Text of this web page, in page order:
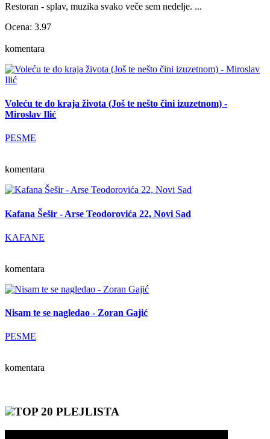
Restoran - splav, muzika svako veče sem nedelje. ...
Ocena: 3.97
komentara
Voleću te do kraja života (Još te nešto čini izuzetnom) -
Miroslav Ilić
PESME
komentara
Kafana Šešir - Arse Teodorovića 22, Novi Sad
KAFANE
komentara
Nisam te se nagledao - Zoran Gajić
PESME
komentara
TOP 20 PLEJLISTA